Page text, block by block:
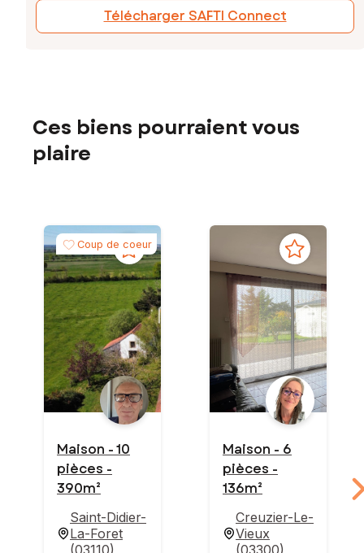
Télécharger SAFTI Connect
Ces biens pourraient vous
plaire
Coup de coeur
Maison - 10
pièces -
390m²
Saint-Didier-
La-Foret
(03110)
Maison - 6
pièces -
136m²
Creuzier-Le-
Vieux
(03300)